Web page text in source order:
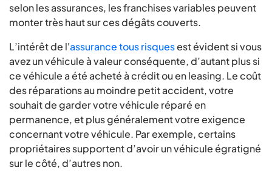
selon les assurances, les franchises variables peuvent
monter très haut sur ces dégâts couverts.
L’intérêt de l'assurance tous risquesest évident si vous
avez un véhicule à valeur conséquente, d’autant plus si
ce véhicule a été acheté à crédit ou en leasing. Le coût
des réparations au moindre petit accident, votre
souhait de garder votre véhicule réparé en
permanence, et plus généralement votre exigence
concernant votre véhicule. Par exemple, certains
propriétaires supportent d’avoir un véhicule égratigné
sur le côté, d’autres non.